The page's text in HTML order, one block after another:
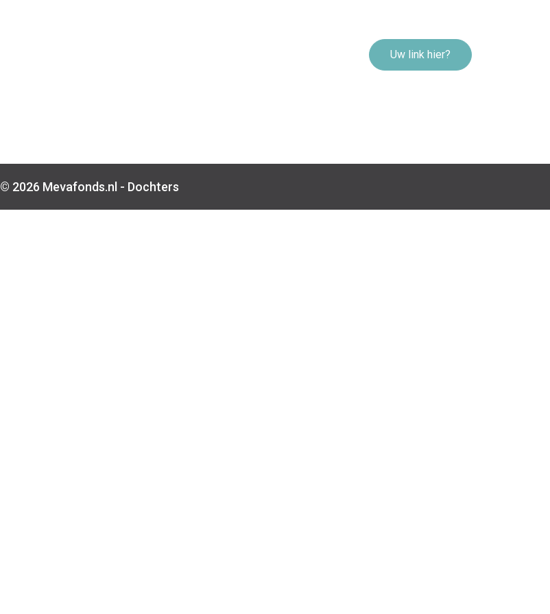
Uw link hier?
© 2026 Mevafonds.nl - Dochters